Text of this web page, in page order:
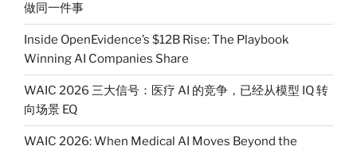
做同一件事
Inside OpenEvidence’s $12B Rise: The Playbook
Winning AI Companies Share
WAIC 2026 三大信号：医疗 AI 的竞争，已经从模型 IQ 转
向场景 EQ
WAIC 2026: When Medical AI Moves Beyond the